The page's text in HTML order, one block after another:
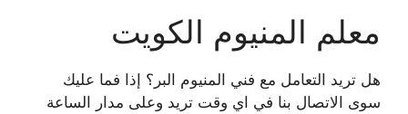
معلم المنيوم الكويت
هل تريد التعامل مع فني المنيوم البر؟ إذا فما عليك
سوى الاتصال بنا في اي وقت تريد وعلى مدار الساعة